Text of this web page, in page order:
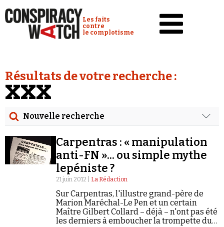
Conspiracy Watch :
Les faits
contre
le complotisme
Analyses
Vidéos
Émissions
Revues de presse
Faire un don
Demander à Vera
Résultats de votre recherche :
XXX
Nouvelle recherche
Date
Rechercher dans tous les contenus
Cibler votre recherche
Rechercher
Carpentras : « manipulation
anti-FN »... ou simple mythe
lepéniste ?
21 juin 2012 | La Rédaction
Sur Carpentras, l'illustre grand-père de
Marion Maréchal-Le Pen et un certain
Maître Gilbert Collard – déjà – n'ont pas été
les derniers à emboucher la trompette du